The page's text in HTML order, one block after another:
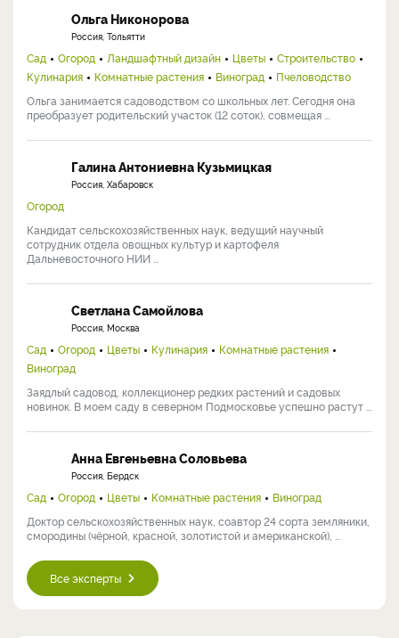
Ольга Никонорова
Россия, Тольятти
Сад Огород Ландшафтный дизайн Цветы
Строительство
Кулинария
Комнатные растения Виноград
Пчеловодство
Ольга занимается садоводством со школьных лет. Сегодня она
преобразует родительский участок (12 соток), совмещая ...
Галина Антониевна Кузьмицкая
Россия, Хабаровск
Огород
Кандидат сельскохозяйственных наук, ведущий научный
сотрудник отдела овощных культур и картофеля
Дальневосточного НИИ ...
Светлана Самойлова
Россия, Москва
Сад Огород Цветы Кулинария
Комнатные растения
Виноград
Заядлый садовод, коллекционер редких растений и садовых
новинок. В моем саду в северном Подмосковье успешно растут ...
Анна Евгеньевна Соловьева
Россия, Бердск
Сад Огород Цветы Комнатные растения
Виноград
Доктор сельскохозяйственных наук, соавтор 24 сорта земляники,
смородины (чёрной, красной, золотистой и американской), ...
Все эксперты